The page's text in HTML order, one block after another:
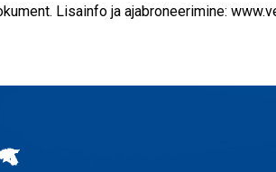
Lisainfo ja ajabroneerimine: